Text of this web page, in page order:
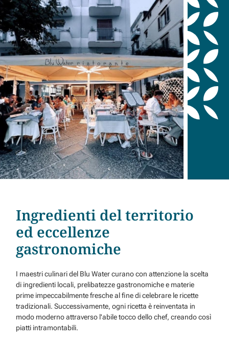
Ingredienti del territorio
ed eccellenze
gastronomiche
I maestri culinari del Blu Water curano con attenzione la scelta
di ingredienti locali, prelibatezze gastronomiche e materie
prime impeccabilmente fresche al fine di celebrare le ricette
tradizionali. Successivamente, ogni ricetta è reinventata in
modo moderno attraverso l'abile tocco dello chef, creando così
piatti intramontabili.